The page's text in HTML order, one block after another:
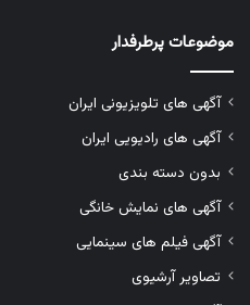
موضوعات پرطرفدار
آگهی های تلویزیونی ایران
آگهی های رادیویی ایران
بدون دسته بندی
آگهی های نمایش خانگی
آگهی فیلم های سینمایی
تصاویر آرشیوی